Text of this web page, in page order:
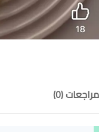
مراجعات (0)